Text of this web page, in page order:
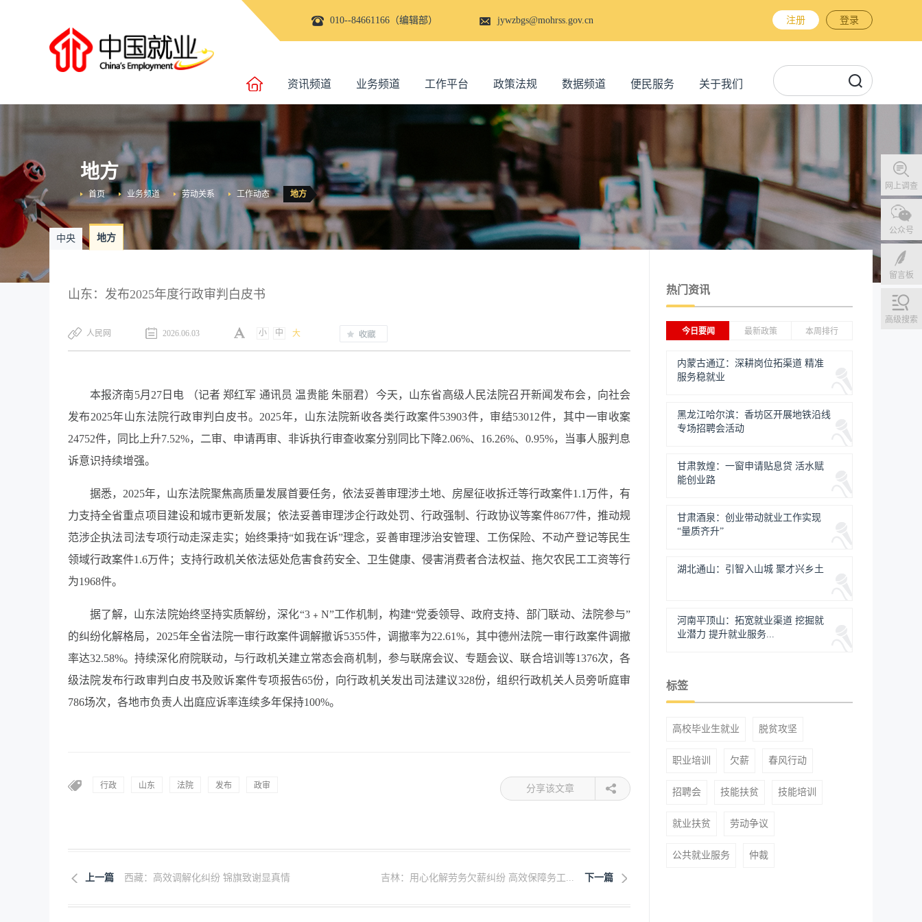
010--84661166（编辑部） jywzbgs@mohrss.gov.cn 注册 登录
资讯频道 业务频道 工作平台 政策法规 数据频道 便民服务 关于我们
网上调查
公众号
留言板
高级搜索
地方
地方
工作动态
劳动关系
业务频道
首页
中央 地方
山东：发布2025年度行政审判白皮书
​人民网 2026.06.03 小 中 大
本报济南5月27日电 （记者 郑红军 通讯员 温贵能 朱丽君）今天，山东省高级人民法院召开新闻发布会，向社会
发布2025年山东法院行政审判白皮书。2025年，山东法院新收各类行政案件53903件，审结53012件，其中一审收案
24752件，同比上升7.52%，二审、申请再审、非诉执行审查收案分别同比下降2.06%、16.26%、0.95%，当事人服判息
诉意识持续增强。
据悉，2025年，山东法院聚焦高质量发展首要任务，依法妥善审理涉土地、房屋征收拆迁等行政案件1.1万件，有
力支持全省重点项目建设和城市更新发展；依法妥善审理涉企行政处罚、行政强制、行政协议等案件8677件，推动规
范涉企执法司法专项行动走深走实；始终秉持“如我在诉”理念，妥善审理涉治安管理、工伤保险、不动产登记等民生
领域行政案件1.6万件；支持行政机关依法惩处危害食药安全、卫生健康、侵害消费者合法权益、拖欠农民工工资等行
为1968件。
据了解，山东法院始终坚持实质解纷，深化“3﹢N”工作机制，构建“党委领导、政府支持、部门联动、法院参与”
的纠纷化解格局，2025年全省法院一审行政案件调解撤诉5355件，调撤率为22.61%，其中德州法院一审行政案件调撤
率达32.58%。持续深化府院联动，与行政机关建立常态会商机制，参与联席会议、专题会议、联合培训等1376次，各
级法院发布行政审判白皮书及败诉案件专项报告65份，向行政机关发出司法建议328份，组织行政机关人员旁听庭审
786场次，各地市负责人出庭应诉率连续多年保持100%。
行政 山东 法院 发布 政审 分享该文章
上一篇 西藏：高效调解化纠纷 锦旗致谢显真情 下一篇
吉林：用心化解劳务欠薪纠纷 高效保障务工...
热门资讯
今日要闻 最新政策 本周排行
内蒙古通辽：深耕岗位拓渠道 精准
服务稳就业
黑龙江哈尔滨：香坊区开展地铁沿线
专场招聘会活动
甘肃敦煌：一窗申请贴息贷 活水赋
能创业路
甘肃酒泉：创业带动就业工作实现
“量质齐升”
湖北通山：引智入山城 聚才兴乡土
河南平顶山：拓宽就业渠道 挖掘就
业潜力 提升就业服务...
标签
高校毕业生就业 脱贫攻坚
职业培训 欠薪 春风行动
招聘会 技能扶贫 技能培训
就业扶贫 劳动争议
公共就业服务 仲裁